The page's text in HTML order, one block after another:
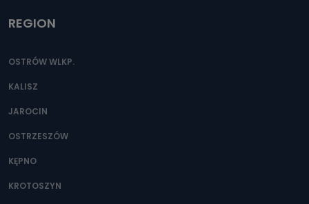
REGION
OSTRÓW WLKP.
KALISZ
JAROCIN
OSTRZESZÓW
KĘPNO
KROTOSZYN